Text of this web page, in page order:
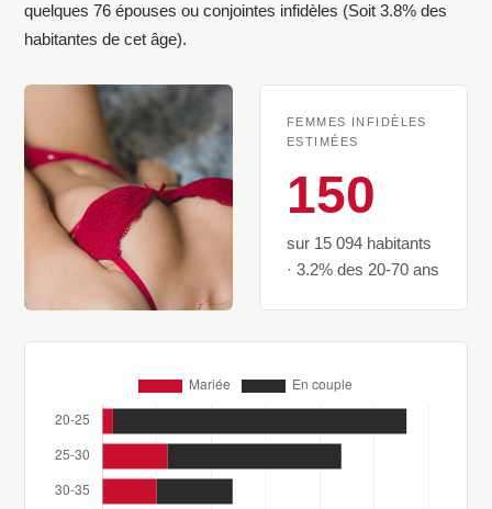
quelques 76 épouses ou conjointes infidèles (Soit 3.8% des
habitantes de cet âge).
FEMMES INFIDÈLES
ESTIMÉES
150
sur 15 094 habitants
· 3.2% des 20-70 ans